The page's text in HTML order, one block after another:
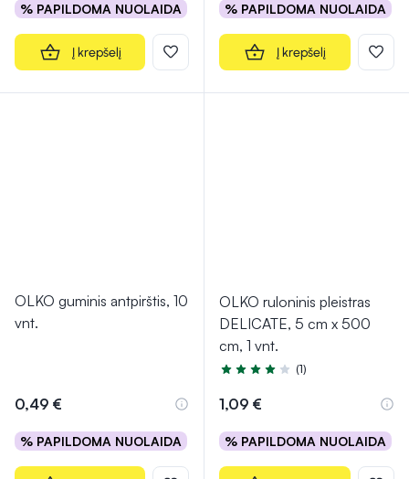
% PAPILDOMA NUOLAIDA
Į krepšelį
% PAPILDOMA NUOLAIDA
Į krepšelį
OLKO guminis antpirštis, 10
vnt.
0,49 €
% PAPILDOMA NUOLAIDA
OLKO ruloninis pleistras
DELICATE, 5 cm x 500
cm, 1 vnt.
Įvertinimas 4.0 iš 5
(1)
1,09 €
% PAPILDOMA NUOLAIDA